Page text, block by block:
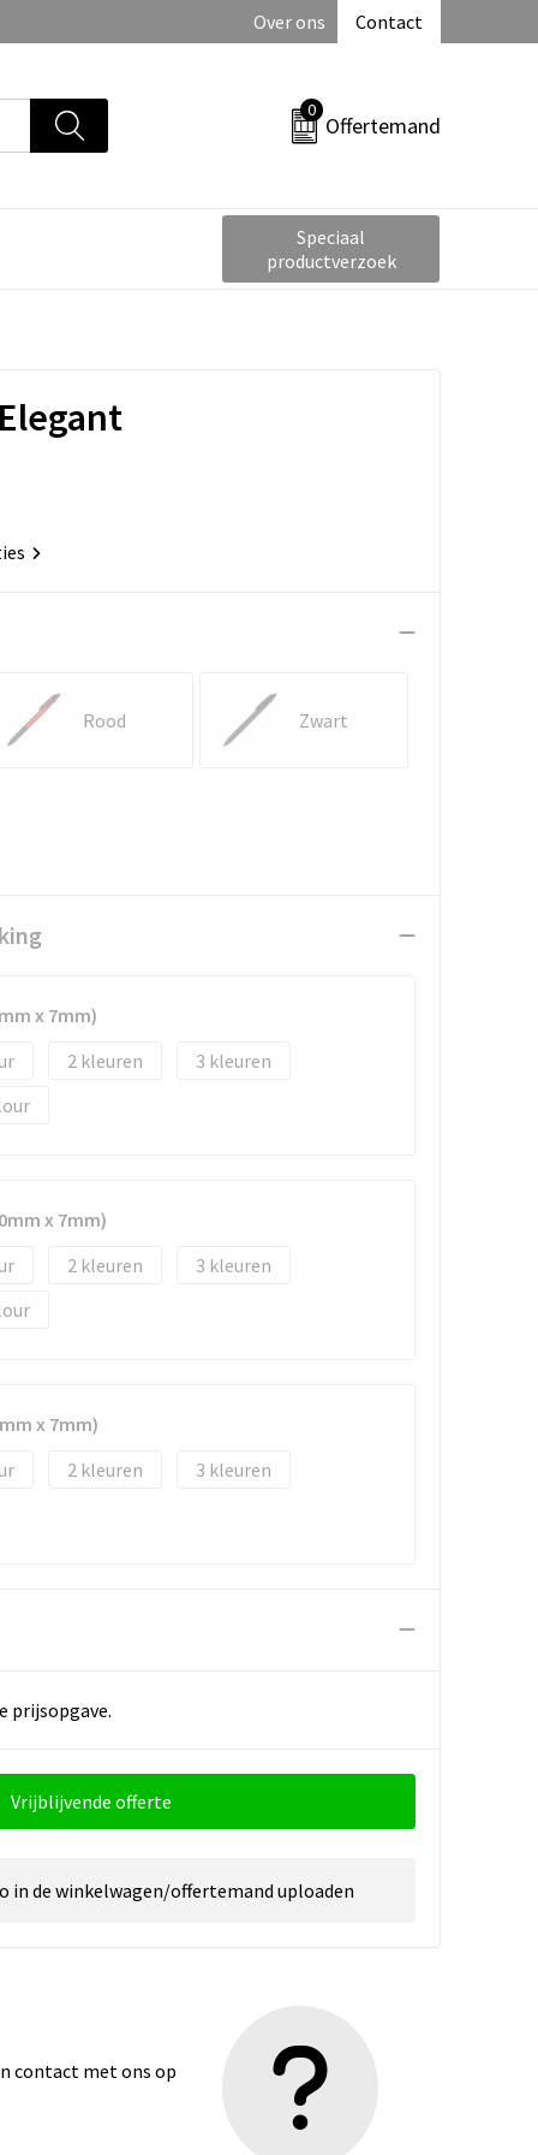
Over ons Contact
0
Offertemand
Speciaal
productverzoek
Rood Zwart
x 7mm)
2
3
x 7mm)
2
3
x 7mm)
2
3
prijsopgave.
Vrijblijvende offerte
in de winkelwagen/offertemand uploaden
contact met ons op